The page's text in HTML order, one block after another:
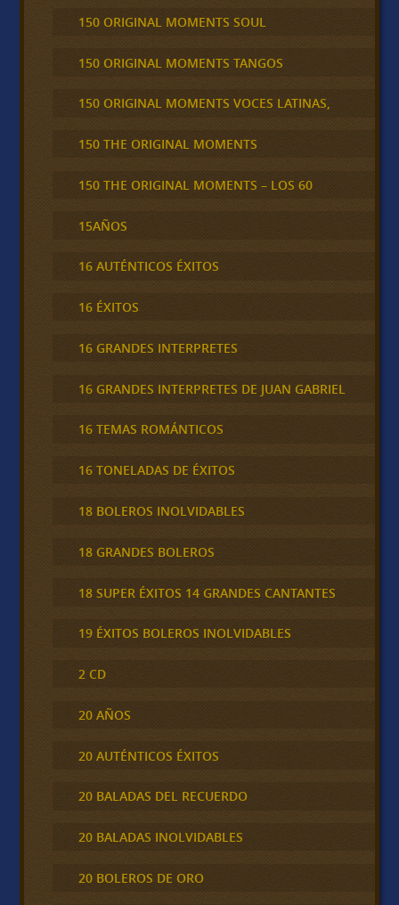
150 ORIGINAL MOMENTS SOUL
150 ORIGINAL MOMENTS TANGOS
150 ORIGINAL MOMENTS VOCES LATINAS,
150 THE ORIGINAL MOMENTS
150 THE ORIGINAL MOMENTS – LOS 60
15AÑOS
16 AUTÉNTICOS ÉXITOS
16 ÉXITOS
16 GRANDES INTERPRETES
16 GRANDES INTERPRETES DE JUAN GABRIEL
16 TEMAS ROMÁNTICOS
16 TONELADAS DE ÉXITOS
18 BOLEROS INOLVIDABLES
18 GRANDES BOLEROS
18 SUPER ÉXITOS 14 GRANDES CANTANTES
19 ÉXITOS BOLEROS INOLVIDABLES
2 CD
20 AÑOS
20 AUTÉNTICOS ÉXITOS
20 BALADAS DEL RECUERDO
20 BALADAS INOLVIDABLES
20 BOLEROS DE ORO